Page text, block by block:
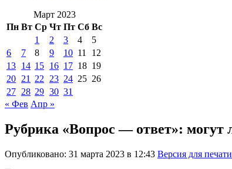
Март 2023
Пн Вт Ср Чт Пт Сб Вс
1
2 3 4
5
6
7 8 9 10 11
12
13 14 15 16 17 18 19
20 21 22 23 24 25 26
27 28 29 30 31
« Фев Апр »
Рубрика «Вопрос — ответ»: могут
Опубликовано: 31 марта 2023 в 12:43 Версия для печати